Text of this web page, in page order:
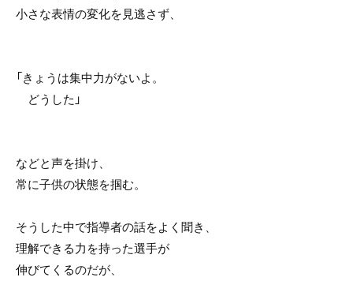
小さな表情の変化を見逃さず、
「きょうは集中力がないよ。
どうした」
などと声を掛け、
常に子供の状態を掴む。
そうした中で指導者の話をよく聞き、
理解できる力を持った選手が
伸びてくるのだが、